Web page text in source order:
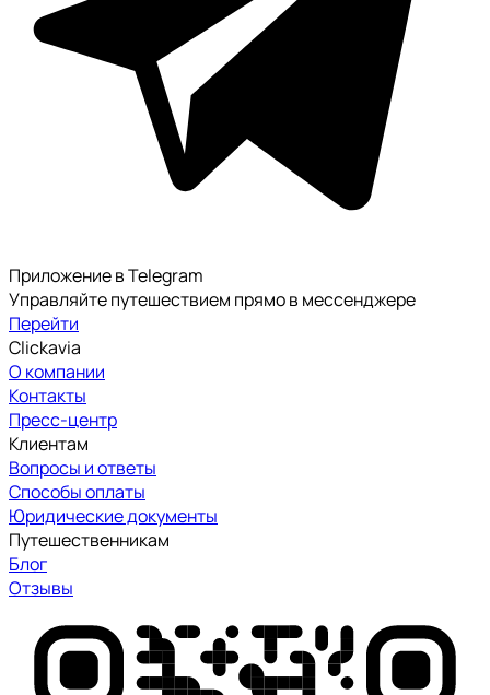
Приложение в Telegram
Управляйте путешествием прямо в мессенджере
Перейти
Clickavia
О компании
Контакты
Пресс-центр
Клиентам
Вопросы и ответы
Способы оплаты
Юридические документы
Путешественникам
Блог
Отзывы